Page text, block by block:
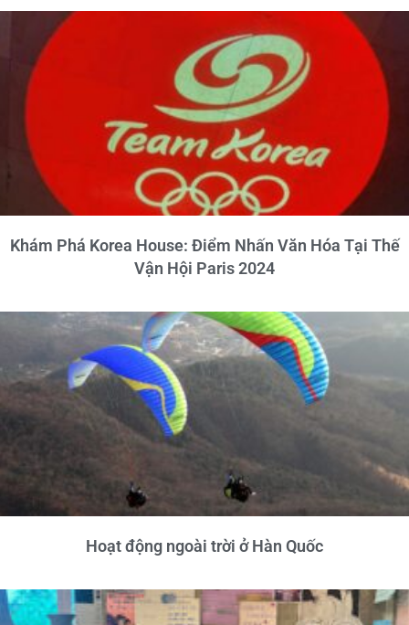
Khám Phá Korea House: Điểm Nhấn Văn Hóa Tại Thế
Vận Hội Paris 2024
Hoạt động ngoài trời ở Hàn Quốc